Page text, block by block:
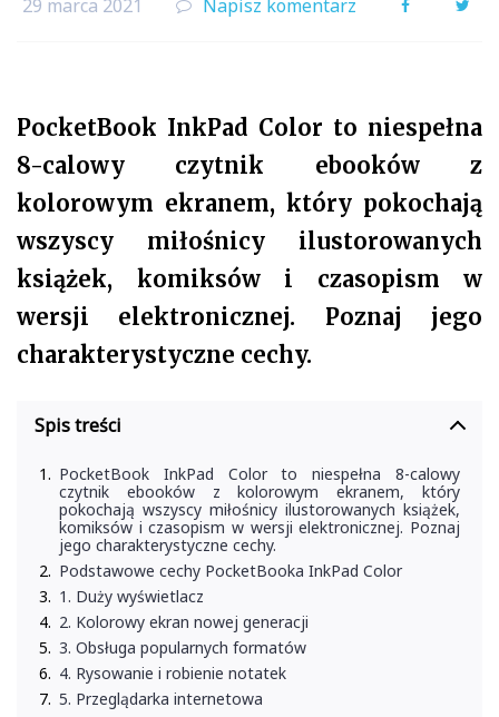
29 marca 2021 Napisz komentarz
PocketBook InkPad Color to niespełna
8-calowy czytnik ebooków z
kolorowym ekranem, który pokochają
wszyscy miłośnicy ilustorowanych
książek, komiksów i czasopism w
wersji elektronicznej. Poznaj jego
charakterystyczne cechy.
Spis treści
PocketBook InkPad Color to niespełna 8-calowy
czytnik ebooków z kolorowym ekranem, który
pokochają wszyscy miłośnicy ilustorowanych książek,
komiksów i czasopism w wersji elektronicznej. Poznaj
jego charakterystyczne cechy.
Podstawowe cechy PocketBooka InkPad Color
1. Duży wyświetlacz
2. Kolorowy ekran nowej generacji
3. Obsługa popularnych formatów
4. Rysowanie i robienie notatek
5. Przeglądarka internetowa